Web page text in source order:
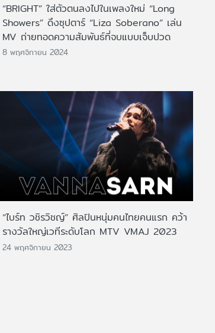
“BRIGHT” ใส่ตัวตนลงไปในเพลงใหม่ “Long
Showers” ดึงซุปตาร์ “Liza Soberano” เล่น
MV ถ่ายทอดความสัมพันธ์ที่จบแบบเจ็บปวด
8 พฤศจิกายน 2024
“ไบร์ท วชิรวิชญ์” ศิลปินหนุ่มคนไทยคนแรก คว้า
รางวัลใหญ่เวทีระดับโลก MTV VMAJ 2023
24 พฤศจิกายน 2023